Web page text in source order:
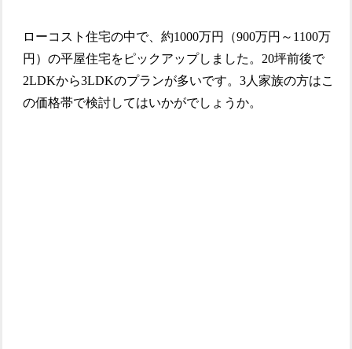
ローコスト住宅の中で、約1000万円（900万円～1100万
円）の平屋住宅をピックアップしました。20坪前後で
2LDKから3LDKのプランが多いです。3人家族の方はこ
の価格帯で検討してはいかがでしょうか。